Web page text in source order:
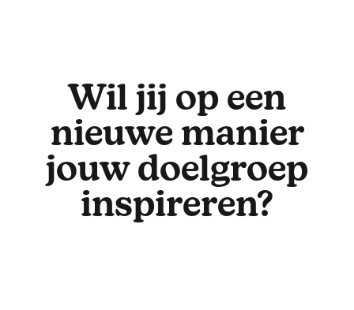
Wil jij op een
nieuwe manier
jouw doelgroep
inspireren?